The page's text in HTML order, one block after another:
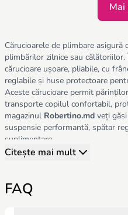
Mai
Cărucioarele de plimbare
plimbărilor zilnice sau călătoriilor.
cărucioare ușoare, pliabile, cu
reglabile și huse protectoare
Aceste cărucioare permit
transporte copilul confortabil,
magazinul Robertino.md veți
suspensie performantă, spătar
suplimentare.
La alegerea căruciorului de
Funcționalitate
terenurile.
Citește mai mult
FAQ